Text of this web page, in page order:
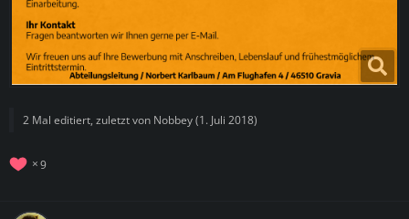
2 Mal editiert, zuletzt von Nobbey(1. Juli 2018)
9